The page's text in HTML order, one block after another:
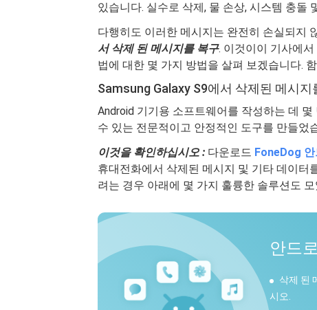
있습니다. 실수로 삭제, 물 손상, 시스템 충돌
다행히도 이러한 메시지는 완전히 손실되지
서 삭제 된 메시지를 복구. 이것이이 기사에
법에 대한 몇 가지 방법을 살펴 보겠습니다.
Samsung Galaxy S9에서 삭제된 메시지
Android 기기용 소프트웨어를 작성하는 데
수 있는 전문적이고 안정적인 도구를 만들었
이것을 확인하십시오 : 다운로드 FoneDog
휴대전화에서 삭제된 메시지 및 기타 데이터
려는 경우 아래에 몇 가지 훌륭한 솔루션도
안드
삭제 된
시오.